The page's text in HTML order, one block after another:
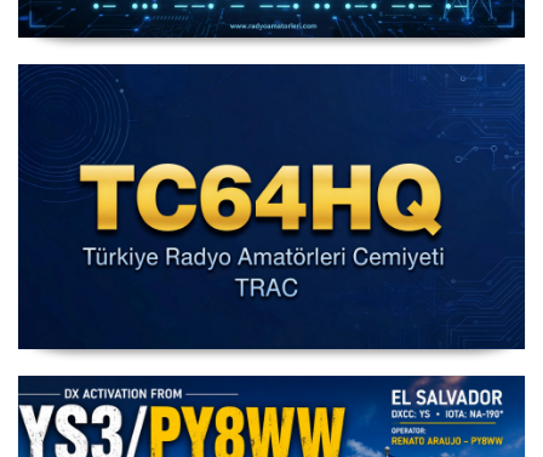
IARU HF World Championship 2026
IARU HF Yarışması TC64HQ Havada Olacak (Trac